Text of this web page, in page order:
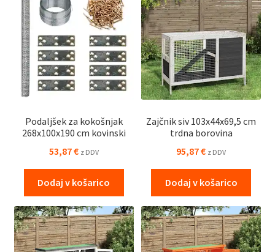
Podaljšek za kokošnjak
268x100x190 cm kovinski
53,87€ z DDV
Dodaj v košarico
Zajčnik siv 103x44x69,5 cm
trdna borovina
95,87€ z DDV
Dodaj v košarico